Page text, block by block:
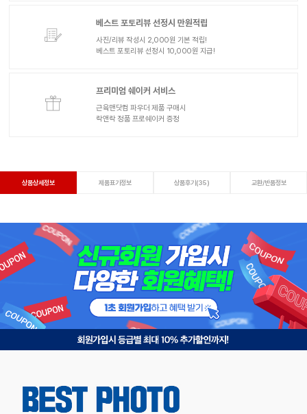
베스트 포토리뷰 선정시 만원적립
사진/리뷰 작성시 2,000원 기본 적립!
베스트 포토리뷰 선정시 10,000원 지급!
프리미엄 쉐이커 서비스
근육맨닷컴 파우더 제품 구매시
락앤락 정품 프로쉐이커 증정
상품상세정보 제품표기정보 상품후기(35) 교환/반품정보